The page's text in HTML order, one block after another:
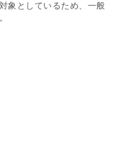
象としているため、一般